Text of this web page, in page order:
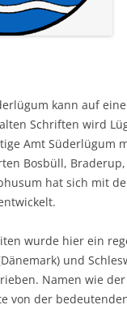
kann auf
Schriften wird
Amt Süderlügum
Bosbüll,
hat sich mit
wurde hier ein
und
Namen wie
von der